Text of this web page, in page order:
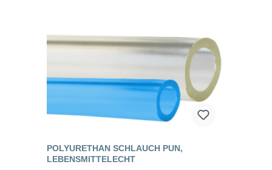
POLYURETHAN SCHLAUCH PUN,
LEBENSMITTELECHT